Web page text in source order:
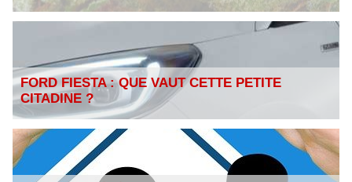
FORD FIESTA : QUE VAUT CETTE PETITE
CITADINE ?